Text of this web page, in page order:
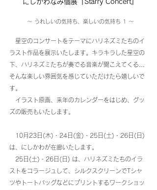
にしかわなみ個展『Starry Concert』
〜 うれしいの気持ち、楽しいの気持ち 1 〜
星空のコンサートをテーマにハリネズミたちのイ
ラ スト作品を展示いたします。キラキラした星空の
下、ハリネズミたちが奏でる音楽が聞こえてくる…
そんな楽しい雰囲気を感じていただけたら嬉しいで
す。
イラスト原画、来年のカレンダーをはじめ、グッ
ズの販売もいたします。
10月23日(木)・24日(金)・25日(土)・26日(日)
は、にしかわが在廊いたします。
25日(土)・26日(日) は、ハリネズミたちのイラ
ストをコラージュして、シルクスクリーンでTシャ
ツやトートバッグなどにプリントするワークショッ